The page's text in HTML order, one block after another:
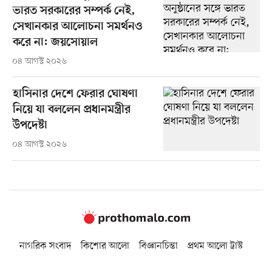
ভারত সরকারের সম্পর্ক নেই,
সেখানকার আলোচনা সমর্থনও
করে না: জয়সোয়াল
০৪ আগস্ট ২০২৬
হাসিনার দেশে ফেরার ঘোষণা
নিয়ে যা বললেন প্রধানমন্ত্রীর
উপদেষ্টা
০৪ আগস্ট ২০২৬
নাগরিক সংবাদ কিশোর আলো বিজ্ঞানচিন্তা
প্রথম আলো ট্রাস্ট